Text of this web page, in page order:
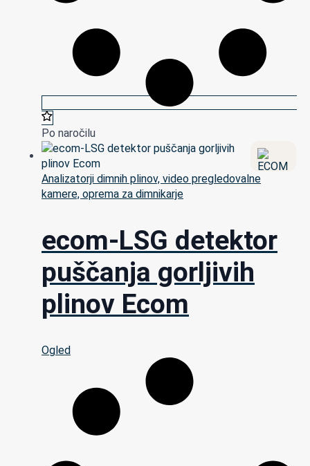
Po naročilu
Analizatorji dimnih plinov, video pregledovalne
kamere, oprema za dimnikarje
ecom-LSG detektor
puščanja gorljivih
plinov Ecom
Ogled